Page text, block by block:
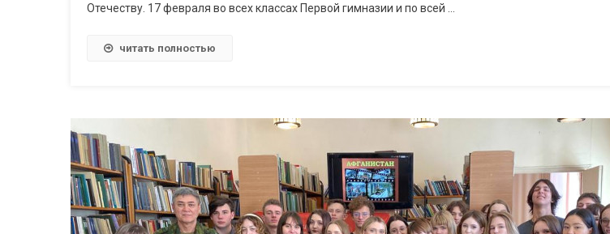
Отечеству. 17 февраля во всех классах Первой гимназии и по всей …
читать полностью